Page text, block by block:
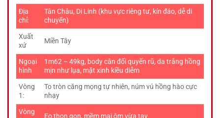
Địa
chỉ:
Tân Châu, Di Linh (khu vực riêng tư, kín đáo, dễ di
chuyển)
Xuất
xứ
Miền Tây
Ngoại
hình
1m62 – 49kg, body cân đối quyến rũ, da trắng hồng
mịn như lụa, mặt xinh kiều diễm
Vòng
1:
To tròn căng mọng tự nhiên, núm vú hồng hào cực
nhạy
Vòng
Eo thon gọn, mềm mại ôm vừa tay